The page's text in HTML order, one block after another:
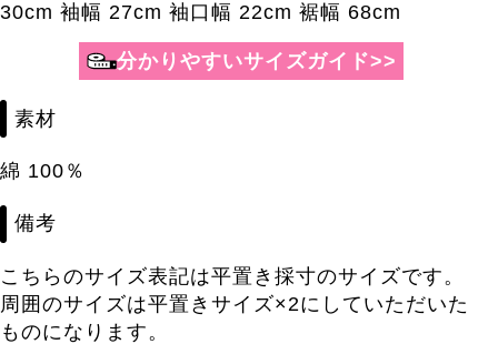
30cm 袖幅 27cm 袖口幅 22cm 裾幅 68cm
素材
綿 100％
備考
こちらのサイズ表記は平置き採寸のサイズです。
周囲のサイズは平置きサイズ×2にしていただいた
ものになります。